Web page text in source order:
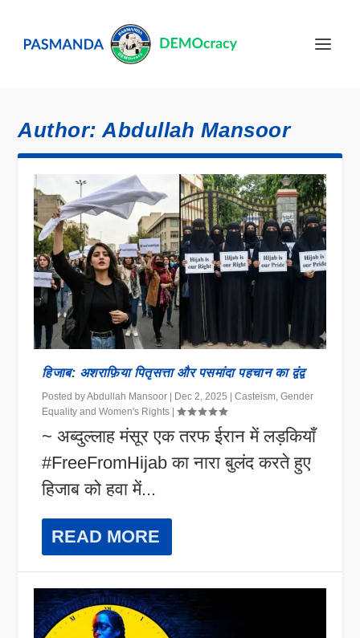
Author:Abdullah Mansoor
हिजाब: अशराफ़िया पितृसत्ता और पसमांदा पहचान का द्वंद्व
Posted byAbdullah Mansoor | Dec 2, 2025 |Casteism ,Gender
Equality and Women's Rights |
~ अब्दुल्लाह मंसूर एक तरफ ईरान में लड़कियाँ
#FreeFromHijab का नारा बुलंद करते हुए
हिजाब को हवा में...
READ MORE